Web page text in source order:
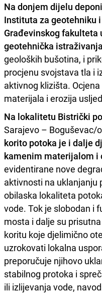
Na donjem dijelu
Instituta za geotehniku
Građevinskog fakulteta
geotehnička
geoloških bušotina, i
procjenu svojstava tla i
aktivnog klizišta.
materijala i erozija
Na lokalitetu Bistrički
Sarajevo – Boguševac/
korito potoka je i dalje
kamenim materijalom i
evidentirane nove
aktivnosti na uklanjanju
obilaska lokaliteta
vode. Tok je slobodan i
mosta i dalje su
koritu koje djelimično
uzrokovati lokalna
preporučuje njihovo
stabilnog protoka i
ili izlijevanja vode,